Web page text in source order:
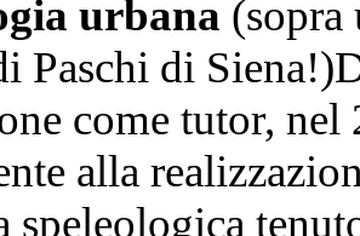
urbana (sopra
Paschi di
come tutor,
alla
speleologica